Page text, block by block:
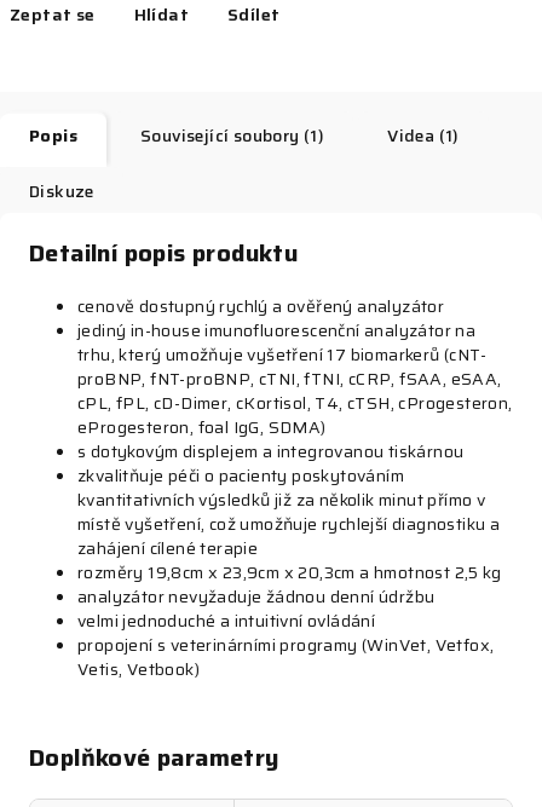
Zeptat se Hlídat Sdílet
Popis Související soubory (1) Videa (1)
Diskuze
Detailní popis produktu
cenově dostupný rychlý a ověřený analyzátor
jediný in-house imunofluorescenční analyzátor na
trhu, který umožňuje vyšetření 17 biomarkerů (cNT-
proBNP, fNT-proBNP, cTNI, fTNI, cCRP, fSAA, eSAA,
cPL, fPL, cD-Dimer, cKortisol, T4, cTSH, cProgesteron,
eProgesteron, foal IgG, SDMA)
s dotykovým displejem a integrovanou tiskárnou
zkvalitňuje péči o pacienty poskytováním
kvantitativních výsledků již za několik minut přímo v
místě vyšetření, což umožňuje rychlejší diagnostiku a
zahájení cílené terapie
rozměry 19,8cm x 23,9cm x 20,3cm a hmotnost 2,5 kg
analyzátor nevyžaduje žádnou denní údržbu
velmi jednoduché a intuitivní ovládání
propojení s veterinárními programy (WinVet, Vetfox,
Vetis, Vetbook)
Doplňkové parametry